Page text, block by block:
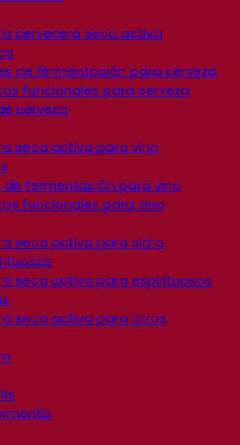
cervecera seca activa
de fermentación para cerveza
funcionales para cerveza
cerveza
seca activa para vino
de fermentación para vino
funcionales para vino
seca activa para sidra
seca activa para espirituosos
seca activa para otros